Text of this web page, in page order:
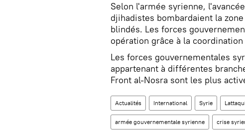
Selon l'armée syrienne,
djihadistes bombardaient la
blindés. Les forces
opération grâce à la
Les forces gouvernementales
appartenant à différentes
Front al-Nosra sont les plus
Actualités International Syrie
armée gouvernementale syrienne crise